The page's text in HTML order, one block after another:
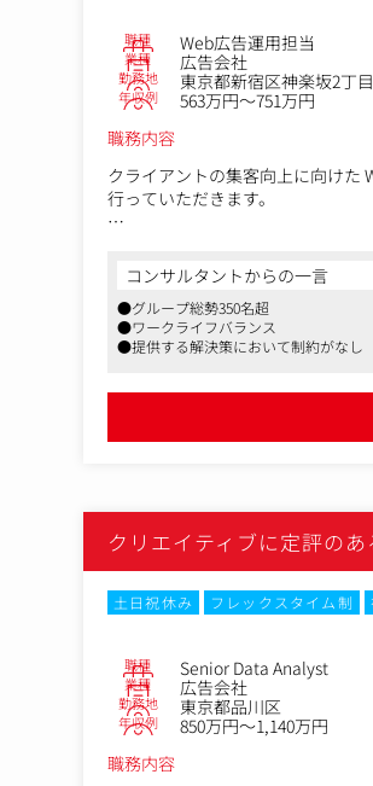
・1年後：Webアナリストとして
ーション開発にも関与できる状態。
職種 Web広告運用担当
業種 広告会社
勤務地 東京都新宿区神楽坂2丁
年収例
563万円～751万円
職務内容
クライアントの集客向上に向けた
行っていただきます。
・リスティング広告、SNS 広告な
・お客様先への訪問(営業同行)、
・クライアントへのレポート報告
・運用チームのマネジメント、メ
・運用のサービスクオリティの向
数年前から働き方改革に取り組
コンサルタントからの一言
●グループ総勢350名超
●ワークライフバランス
●提供する解決策において制約がなし
クリエイティブに定評の
土日祝休み フレックスタイム制
職種 Senior Data Analyst
業種 広告会社
勤務地 東京都品川区
年収例
850万円～1,140万円
職務内容